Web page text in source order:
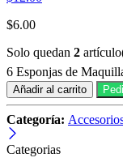
$6.00
Solo quedan 2
6 Esponjas de
Añadir al carrito
Categoría:
Categorias